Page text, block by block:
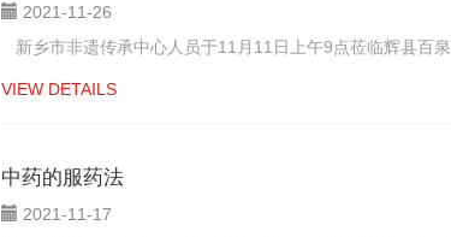
2021-11-26
新乡市非遗传承中心人员于11月11日上午9点莅临辉县百
VIEW DETAILS
中药的服药法
2021-11-17